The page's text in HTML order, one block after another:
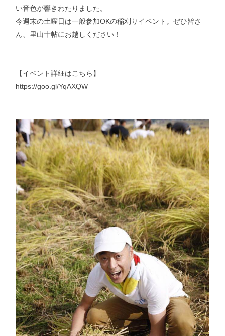
い音色が響きわたりました。
今週末の土曜日は一般参加OKの稲刈りイベント。ぜひ皆さ
ん、里山十帖にお越しください！
【イベント詳細はこちら】
https://goo.gl/YqAXQW